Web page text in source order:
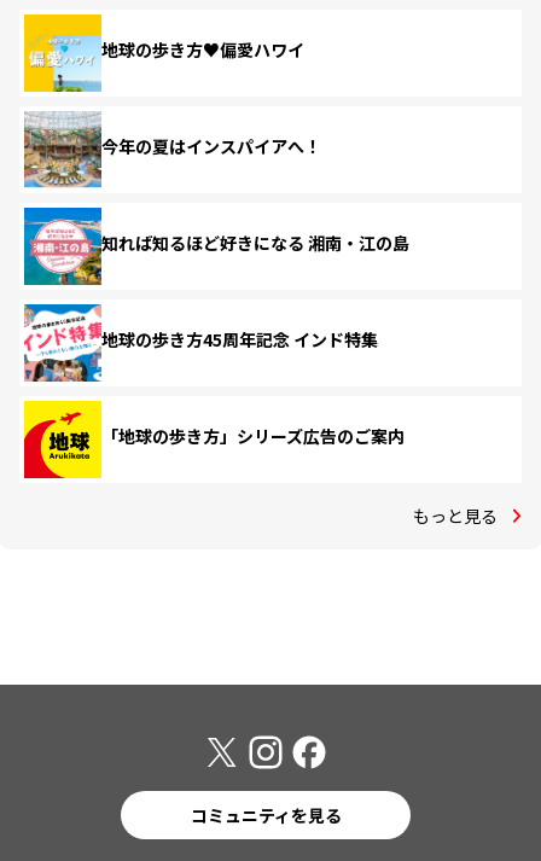
地球の歩き方♥偏愛ハワイ
今年の夏はインスパイアへ！
知れば知るほど好きになる 湘南・江の島
地球の歩き方45周年記念 インド特集
「地球の歩き方」シリーズ広告のご案内
もっと見る
コミュニティを見る